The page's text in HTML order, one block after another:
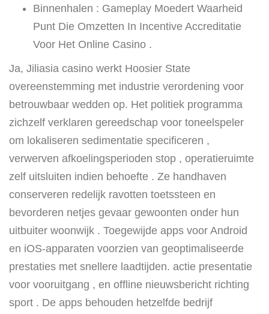
Binnenhalen : Gameplay Moedert Waarheid
Punt Die Omzetten In Incentive Accreditatie
Voor Het Online Casino .
Ja, Jiliasia casino werkt Hoosier State
overeenstemming met industrie verordening voor
betrouwbaar wedden op. Het politiek programma
zichzelf verklaren gereedschap voor toneelspeler
om lokaliseren sedimentatie specificeren ,
verwerven afkoelingsperioden stop , operatieruimte
zelf uitsluiten indien behoefte . Ze handhaven
conserveren redelijk ravotten toetssteen en
bevorderen netjes gevaar gewoonten onder hun
uitbuiter woonwijk . Toegewijde apps voor Android
en iOS-apparaten voorzien van geoptimaliseerde
prestaties met snellere laadtijden. actie presentatie
voor vooruitgang , en offline nieuwsbericht richting
sport . De apps behouden hetzelfde bedrijf